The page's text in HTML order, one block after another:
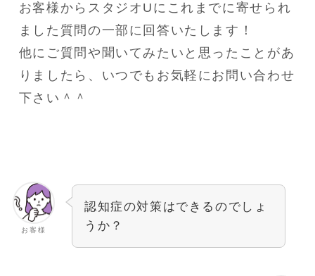
お客様からスタジオUにこれまでに寄せられ
ました質問の一部に回答いたします！
他にご質問や聞いてみたいと思ったことがあ
りましたら、いつでもお気軽にお問い合わせ
下さい＾＾
お客様
認知症の対策はできるのでしょ
うか？